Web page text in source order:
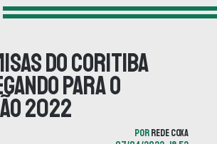
do Coritiba
para o
2022
PORREDE COXA